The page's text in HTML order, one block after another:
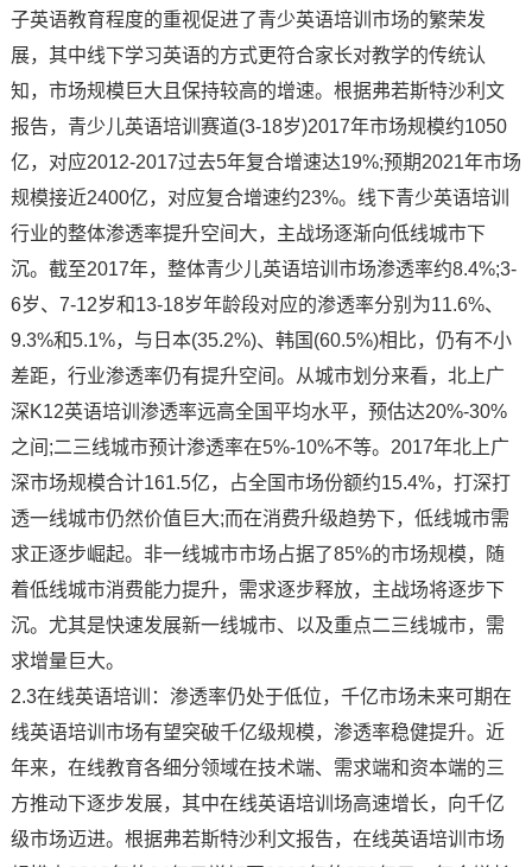
子英语教育程度的重视促进了青少英语培训市场的繁荣发
展，其中线下学习英语的方式更符合家长对教学的传统认
知，市场规模巨大且保持较高的增速。根据弗若斯特沙利文
报告，青少儿英语培训赛道(3-18岁)2017年市场规模约1050
亿，对应2012-2017过去5年复合增速达19%;预期2021年市场
规模接近2400亿，对应复合增速约23%。线下青少英语培训
行业的整体渗透率提升空间大，主战场逐渐向低线城市下
沉。截至2017年，整体青少儿英语培训市场渗透率约8.4%;3-
6岁、7-12岁和13-18岁年龄段对应的渗透率分别为11.6%、
9.3%和5.1%，与日本(35.2%)、韩国(60.5%)相比，仍有不小
差距，行业渗透率仍有提升空间。从城市划分来看，北上广
深K12英语培训渗透率远高全国平均水平，预估达20%-30%
之间;二三线城市预计渗透率在5%-10%不等。2017年北上广
深市场规模合计161.5亿，占全国市场份额约15.4%，打深打
透一线城市仍然价值巨大;而在消费升级趋势下，低线城市需
求正逐步崛起。非一线城市市场占据了85%的市场规模，随
着低线城市消费能力提升，需求逐步释放，主战场将逐步下
沉。尤其是快速发展新一线城市、以及重点二三线城市，需
求增量巨大。
2.3在线英语培训：渗透率仍处于低位，千亿市场未来可期在
线英语培训市场有望突破千亿级规模，渗透率稳健提升。近
年来，在线教育各细分领域在技术端、需求端和资本端的三
方推动下逐步发展，其中在线英语培训场高速增长，向千亿
级市场迈进。根据弗若斯特沙利文报告，在线英语培训市场